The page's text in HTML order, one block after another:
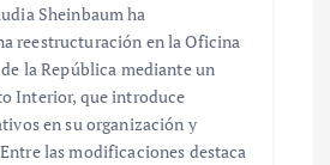
Sheinbaum ha
reestructuración en la Oficina
la República mediante un
Interior, que introduce
en su organización y
las modificaciones destaca